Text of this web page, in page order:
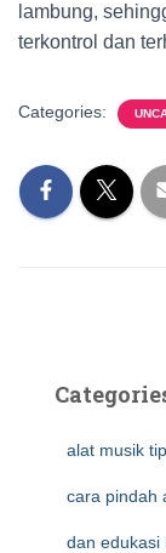
lambung,
terkontrol dan
Categories:
alat musik
cara pindah
dan edukasi